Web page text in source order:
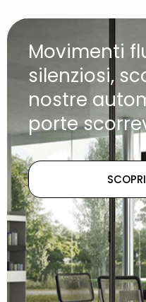
Movimenti
silenziosi,
nostre
porte